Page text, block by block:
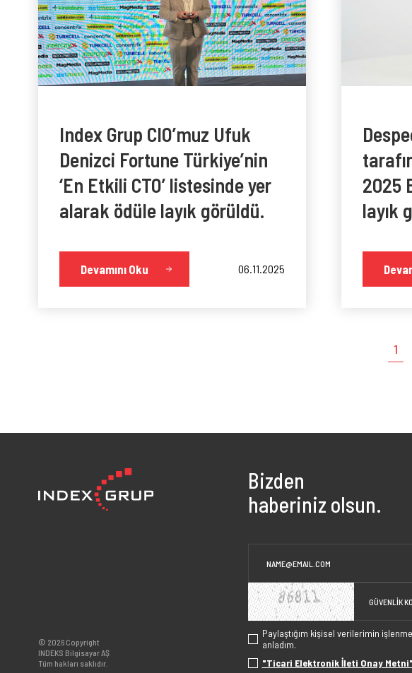
Index Grup CIO’muz Ufuk
Denizci Fortune Türkiye’nin
‘En Etkili CTO’ listesinde yer
alarak ödüle layık görüldü.
Devamını Oku 06.11.2025
2025
layık
1
© 2026 Copyright
INDEKS Bilgisayar AŞ
Tüm hakları saklıdır.
Bizden
haberiniz olsun.
Paylaştığım kişisel verilerimin
anladım.
"Ticari Elektronik İleti Onay Metni"